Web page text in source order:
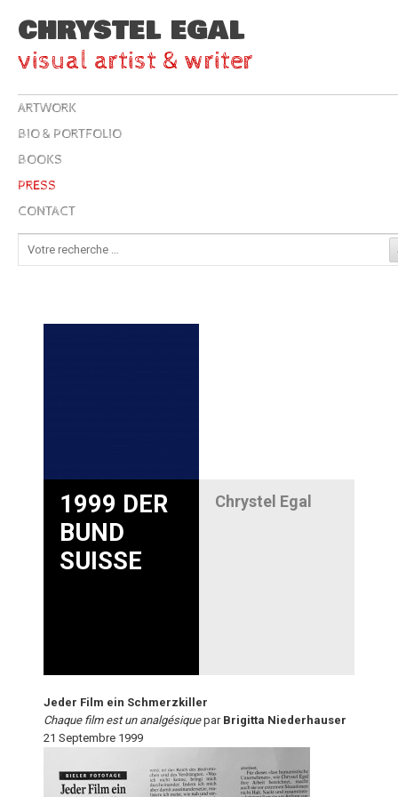
CHRYSTEL EGAL
visual artist & writer
ARTWORK
BIO & PORTFOLIO
BOOKS
PRESS
CONTACT
1999 DER
BUND
SUISSE
Chrystel Egal
Jeder Film ein Schmerzkiller
Chaque film est un analgésiquepar Brigitta Niederhauser
21 Septembre 1999